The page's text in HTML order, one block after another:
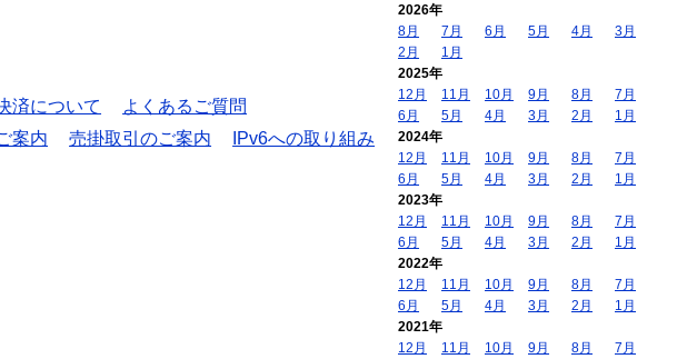
済について
よくあるご質問
案内 売掛取引のご案内
IPv6への取り組み
2026年
8月
7月 6月 5月 4月
3月
2月
1月
2025年
12月
11月 10月 9月 8月
7月
6月
5月 4月 3月 2月
1月
2024年
12月
11月 10月 9月 8月
7月
6月
5月 4月 3月 2月
1月
2023年
12月
11月 10月 9月 8月
7月
6月
5月 4月 3月 2月
1月
2022年
12月
11月 10月 9月 8月
7月
6月
5月 4月 3月 2月
1月
2021年
12月
11月 10月 9月 8月
7月